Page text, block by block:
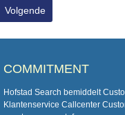
COMMITMENT
Hofstad Search bemiddelt
Klantenservice Callcenter